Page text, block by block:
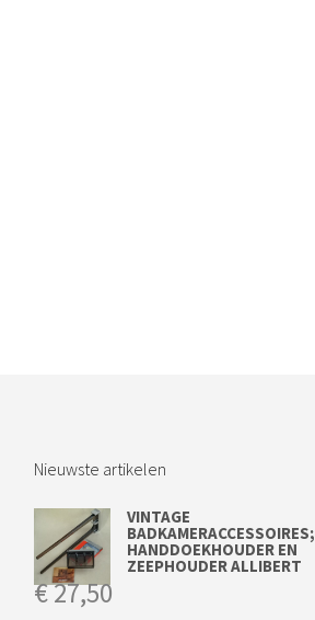
Nieuwste artikelen
VINTAGE
BADKAMERACCESSOIRES;
HANDDOEKHOUDER EN
ZEEPHOUDER ALLIBERT
€27,50